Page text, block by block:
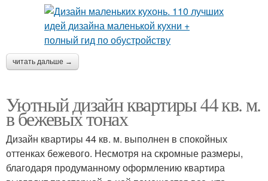
читать дальше →
Уютный дизайн квартиры 44 кв. м.
в бежевых тонах
Дизайн квартиры 44 кв. м. выполнен в спокойных
оттенках бежевого. Несмотря на скромные размеры,
благодаря продуманному оформлению квартира